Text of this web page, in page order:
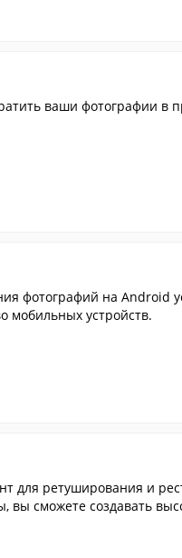
ваши фотографии в
фотографий на Android
мобильных устройств.
для ретуширования и
сможете создавать